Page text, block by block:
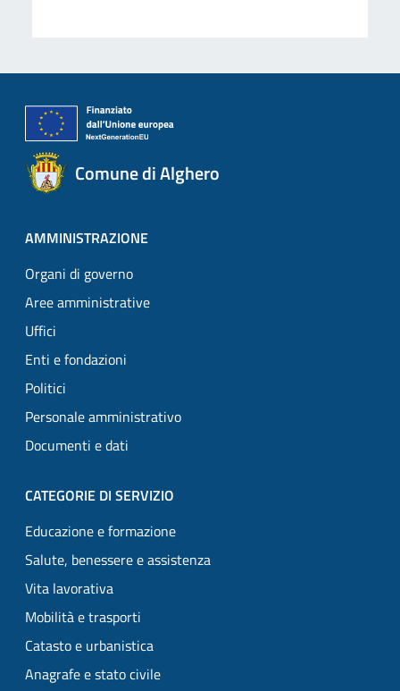
Comune di Alghero
AMMINISTRAZIONE
Organi di governo
Aree amministrative
Uffici
Enti e fondazioni
Politici
Personale amministrativo
Documenti e dati
CATEGORIE DI SERVIZIO
Educazione e formazione
Salute, benessere e assistenza
Vita lavorativa
Mobilità e trasporti
Catasto e urbanistica
Anagrafe e stato civile